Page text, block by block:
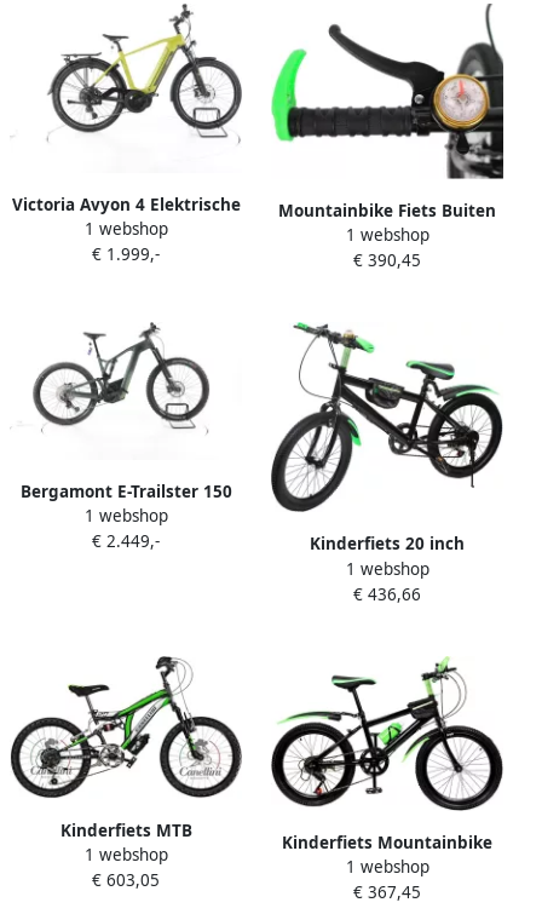
Victoria Avyon 4 Elektrische
trekkingfiets Bosch Accu
625Wh 27 5 2023 groen Pro
1 webshop
€ 1.999,-
Mountainbike Fiets Buiten
Fietsen Dubbele Schijfrem
20 Inch Groen
1 webshop
€ 390,45
Bergamont E-Trailster 150
Expert Elektrische full-
suspension mountainbike
1 webshop
€ 2.449,-
Kinderfiets 20 inch
Jeugdfiets Mountainbike
Buiten Fietsen 7
1 webshop
€ 436,66
Kinderfiets MTB
Mountainbike Kinderen
Buitenritten Dubbele
1 webshop
€ 603,05
Kinderfiets Mountainbike
Jeugdfiets Buiten Fietsen 7
Versnellingen 20 Inch
1 webshop
€ 367,45